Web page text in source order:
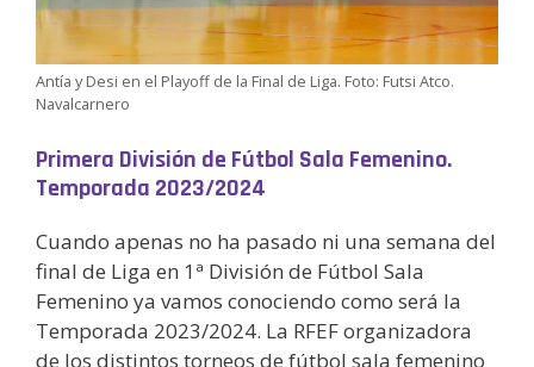
Antía y Desi en el Playoff de la Final de Liga. Foto: Futsi Atco.
Navalcarnero
Primera División de Fútbol Sala Femenino.
Temporada 2023/2024
Cuando apenas no ha pasado ni una semana del
final de Liga en 1ª División de Fútbol Sala
Femenino ya vamos conociendo como será la
Temporada 2023/2024. La RFEF organizadora
de los distintos torneos de fútbol sala femenino